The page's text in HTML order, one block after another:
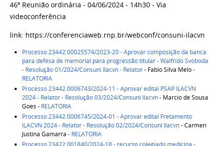
46ª Reunião ordinária - 04/06/2024 - 14h30 - Via
videoconferência
link: https://conferenciaweb.rnp.br/webconf/consuni-ilacvn
Processo 23442.00025574/2023-20 - Aprovar composição da banca
para defesa de memorial para progressão titular - Walfrido Svoboda
- Resolução 01/2024/Consuni Ilacvn - Relator- Fabio Silva Melo -
RELATORIA
Processo 23442.0006743/2024-11 - Aprovar edital PSAP ILACVN
2024 - Relator - Resolução 03/2024/Consuni Ilacvn- Marcio de Sousa
Goes - RELATORIA
Processo 23442.0006745/2024-01 - Aprovar edital Fretamento
ILACVN 2024 - Relator - Resolução 02/2024/Consuni Ilacvn- Carmen
Justina Gamarra -RELATORIA
Processo 23422.001840/2024-18 - recurso colegiado medicina -